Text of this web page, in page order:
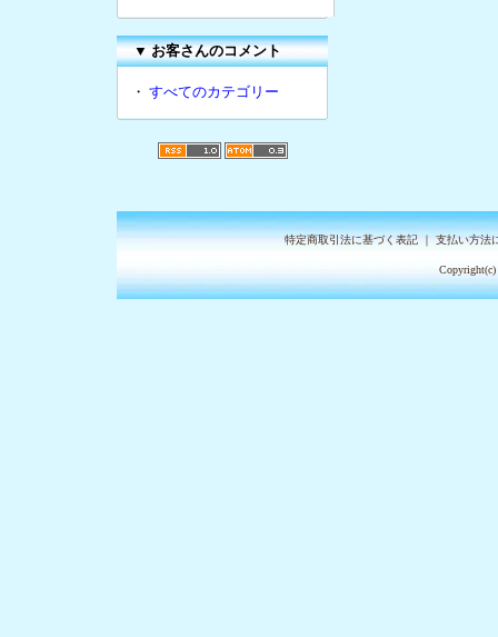
▼お客さんのコメント
・ すべてのカテゴリー
特定商取引法に基づく表記｜支払い方法